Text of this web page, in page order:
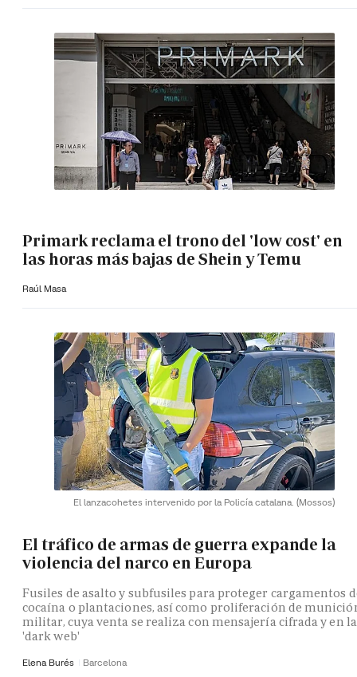
Primark reclama el trono del 'low cost' en
las horas más bajas de Shein y Temu
Raúl Masa
El lanzacohetes intervenido por la Policía catalana. (Mossos)
El tráfico de armas de guerra expande la
violencia del narco en Europa
Fusiles de asalto y subfusiles para proteger cargamentos
cocaína o plantaciones, así como proliferación de
militar, cuya venta se realiza con mensajería cifrada y en la
'dark web'
Elena Burés Barcelona